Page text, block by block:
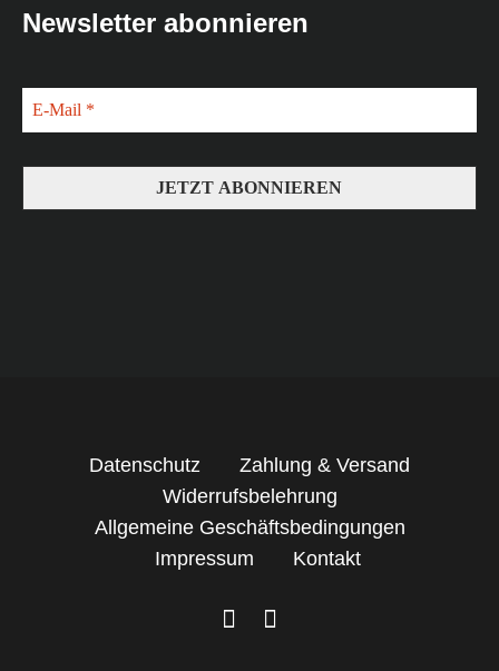
Newsletter abonnieren
Datenschutz
Zahlung & Versand
Widerrufsbelehrung
Allgemeine Geschäftsbedingungen
Impressum
Kontakt